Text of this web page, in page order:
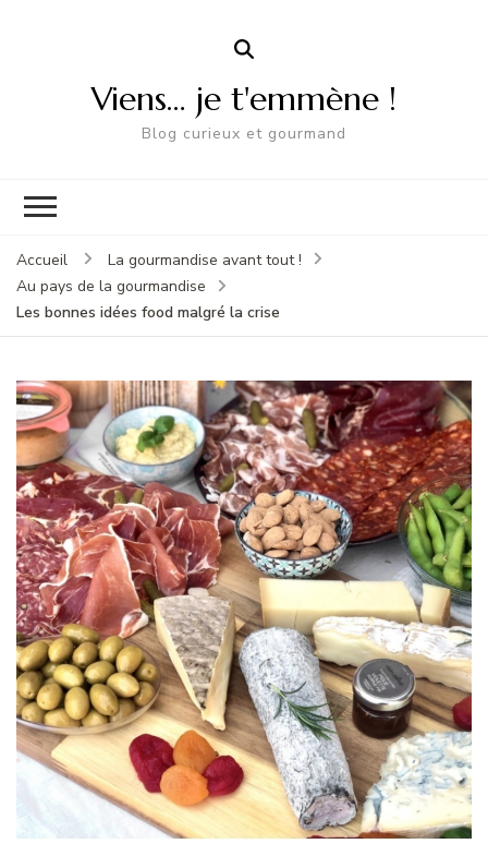
Viens… je t'emmène !
Blog curieux et gourmand
Accueil
La gourmandise avant tout !
Au pays de la gourmandise
Les bonnes idées food malgré la crise